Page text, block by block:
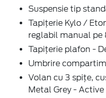
Suspensie tip
Tapițerie Kylo /
reglabil manual pe
Tapițerie plafon -
Umbrire
Volan cu 3 spițe,
Metal Grey - Active